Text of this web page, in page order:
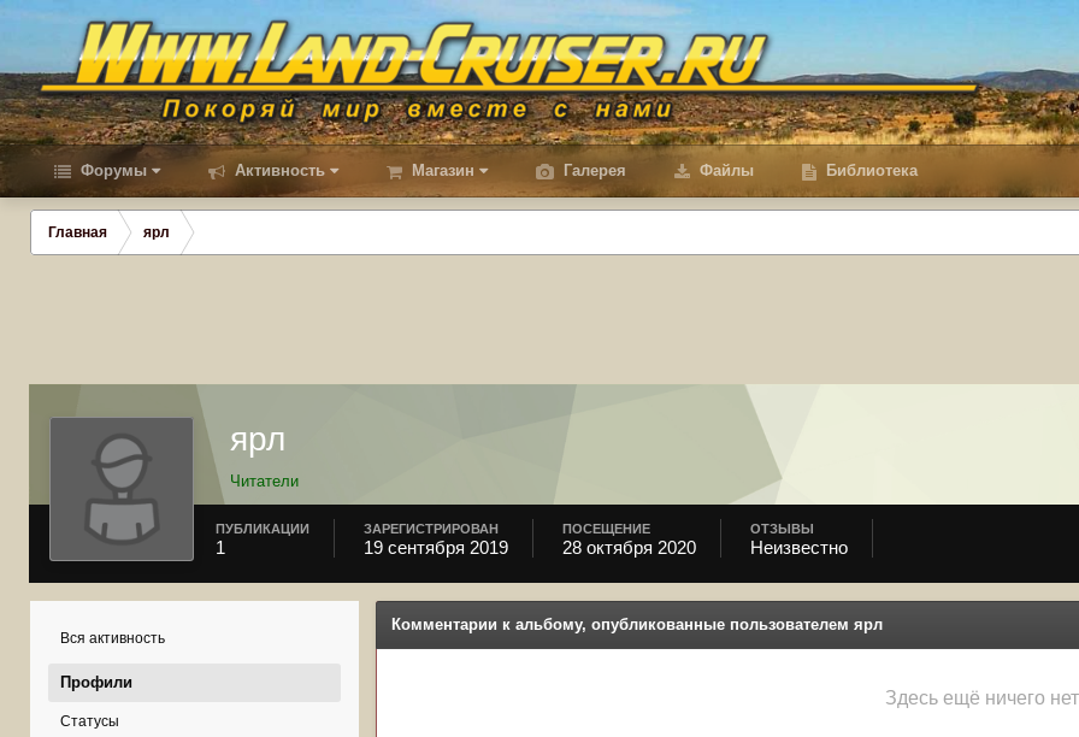
Форумы Активность Магазин Галерея Файлы Библиотека
Главная ярл
ярл
Читатели
ПУБЛИКАЦИИ
1
ЗАРЕГИСТРИРОВАН
19 сентября 2019
ПОСЕЩЕНИЕ
28 октября 2020
ОТЗЫВЫ
Неизвестно
Вся активность
Профили
Статусы
Комментарии к альбому, опубликованные пользователем ярл
Здесь ещё ничего нет